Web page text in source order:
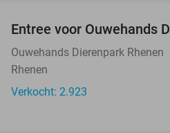
Entree voor Ouwehands
Ouwehands Dierenpark Rhenen
Rhenen
Verkocht: 2.923